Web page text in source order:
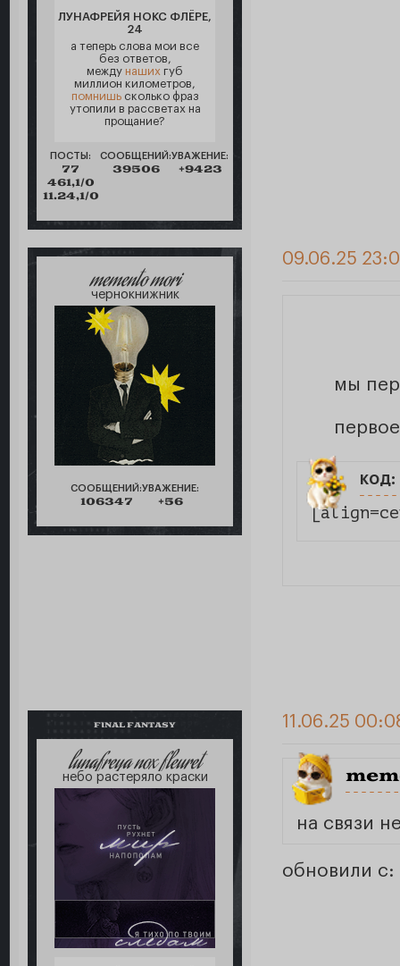
ЛУНАФРЕЙЯ НОКС ФЛЁРЕ,
24
а теперь слова мои все
без ответов,
между наших губ
миллион километров,
помнишьсколько фраз
утопили в рассветах на
прощание?
ПОСТЫ:
77
461,1/0
11.24,1/0
СООБЩЕНИЙ:
39506
УВАЖЕНИЕ:
+9423
memento mori
чернокнижник
СООБЩЕНИЙ:
106347
УВАЖЕНИЕ:
+56
09.06.25
мы
код:
FINAL FANTASY
lunafreya nox fleuret
небо растеряло краски
11.06.25
на связи
обновили с: